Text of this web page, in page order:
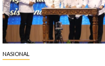
NASIONAL